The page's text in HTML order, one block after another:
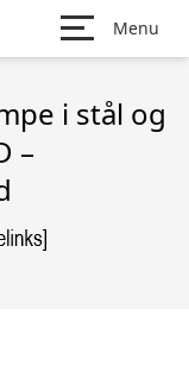
Menu
i stål og
–